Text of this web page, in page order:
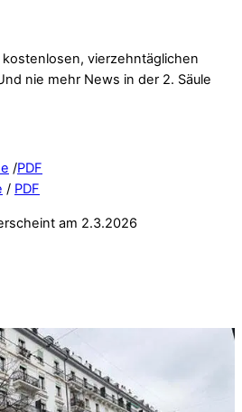
vierzehntäglichen
nie mehr News in der 2. Säule
/PDF
/ PDF
am 2.3.2026